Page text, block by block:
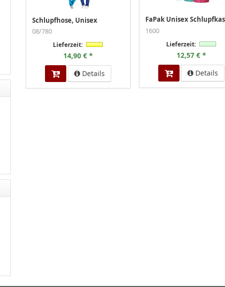
Schlupfhose, Unisex
08/780
Lieferzeit:
14,90 € *
Details
FaPak Unisex
1600
Lieferzeit:
12,57 € *
Details